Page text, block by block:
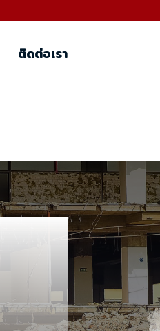
ติดต่อเรา